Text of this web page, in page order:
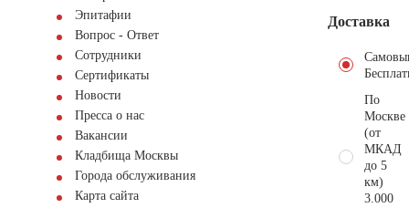
Эпитафии
Вопрос - Ответ
Сотрудники
Сертификаты
Новости
Пресса о нас
Вакансии
Кладбища Москвы
Города обслуживания
Карта сайта
Доставка
По
Москве
(от
МКАД
до 5
км)
3.000